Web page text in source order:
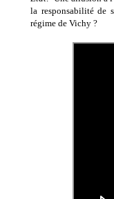
la responsabilité de
régime de Vichy ?